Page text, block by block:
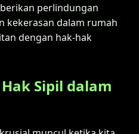
perlindungan
kekerasan dalam rumah
dengan hak-hak
Sipil dalam